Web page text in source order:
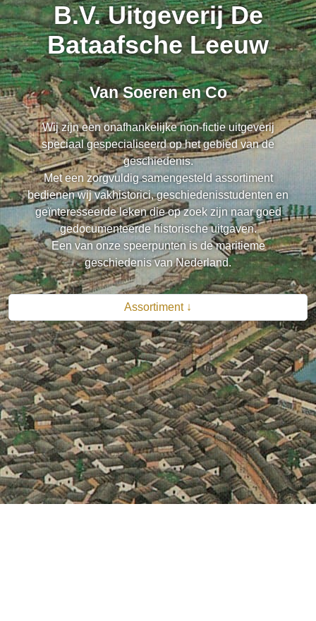
B.V. Uitgeverij De
Bataafsche Leeuw
Van Soeren en Co
Wij zijn een onafhankelijke non-fictie uitgeverij
speciaal gespecialiseerd op het gebied van de
geschiedenis.
Met een zorgvuldig samengesteld assortiment
bedienen wij vakhistorici, geschiedenisstudenten en
geïnteresseerde leken die op zoek zijn naar goed
gedocumenteerde historische uitgaven.
Een van onze speerpunten is de maritieme
geschiedenis van Nederland.
Assortiment ↓